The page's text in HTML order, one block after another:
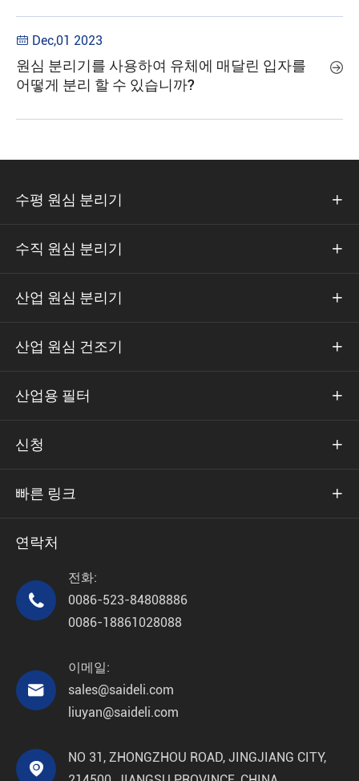
 Dec,01 2023
원심 분리기를 사용하여 유체에 매달린 입자를
어떻게 분리 할 수 있습니까?

수평 원심 분리기 
수직 원심 분리기 
산업 원심 분리기 
산업 원심 건조기 
산업용 필터 
신청 
빠른 링크 
연락처

전화:
0086-523-84808886
0086-18861028088

이메일:
sales@saideli.com
liuyan@saideli.com

NO 31, ZHONGZHOU ROAD, JINGJIANG CITY,